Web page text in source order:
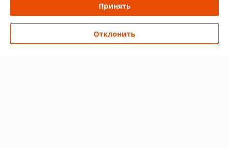
Доставка и оплата
Принять
Отклонить